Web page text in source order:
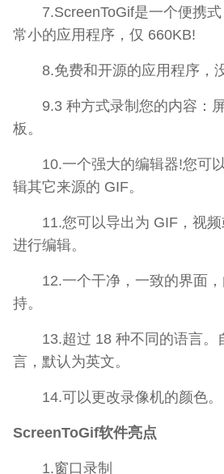
7.ScreenToGif是一个便携式
常小的应用程序，仅 660KB!
8.免费和开源的应用程序，
9.3 种方式录制您的内容：屏
板。
10.一个强大的编辑器!您可以
辑其它来源的 GIF。
11.您可以导出为 GIF，视频
进行编辑。
12.一个干净，一致的界面，
持。
13.超过 18 种不同的语言。
言，默认为英文。
14.可以更改录像机的颜色。
ScreenToGif软件亮点
1.窗口录制